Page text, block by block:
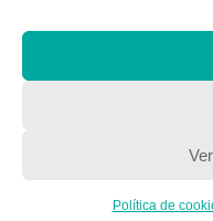
Política de